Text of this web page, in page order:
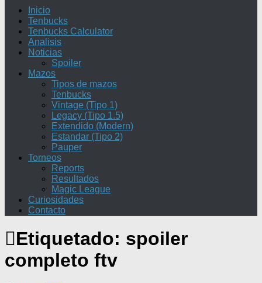
Inicio
Tenbucks
Tenbucks Calculator
Analisis
Noticias
Spoiler
Mazos
Tipos de mazos
Tenbucks
Vintage (Tipo 1)
Legacy (Tipo 1.5)
Extendido (Modern)
Estandar (Tipo 2)
Pauper
Torneos
Reports
Resultados
Magic League
Curiosidades
Contacto
Etiquetado: spoiler
completo ftv